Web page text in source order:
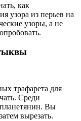
как
узора из перьев на
узоры, а не
трафарета для
Среди
Вы
вырезать.